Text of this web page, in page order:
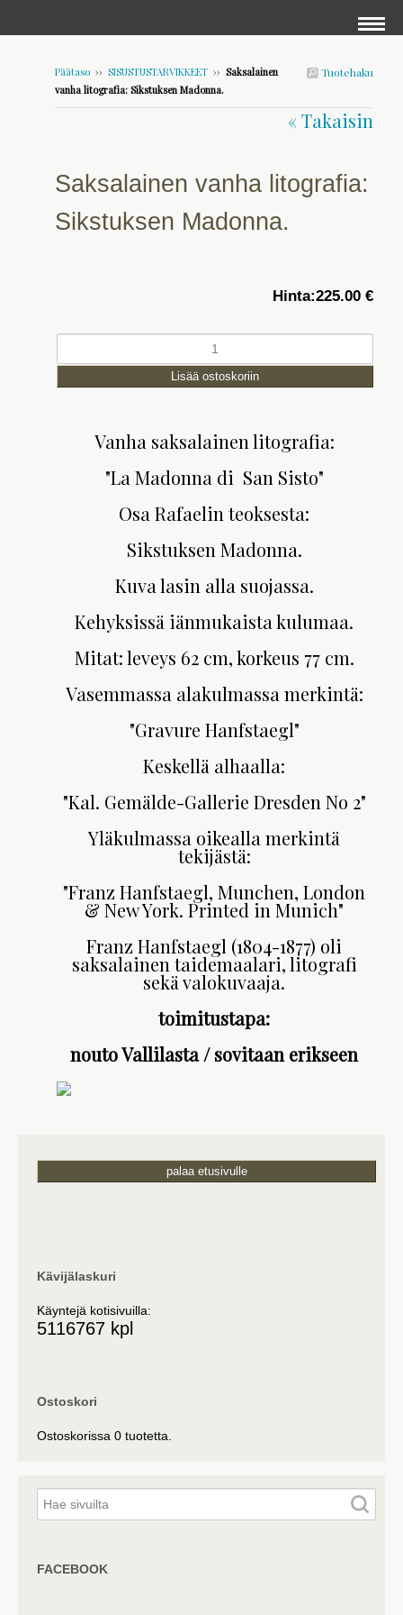
Tuotehaku
Päätaso ›› SISUSTUSTARVIKKEET ›› Saksalainen
vanha litografia: Sikstuksen Madonna.
« Takaisin
Saksalainen vanha litografia:
Sikstuksen Madonna.
Hinta:225.00 €
Vanha saksalainen litografia:
"La Madonna di San Sisto"
Osa Rafaelin teoksesta:
Sikstuksen Madonna.
Kuva lasin alla suojassa.
Kehyksissä iänmukaista kulumaa.
Mitat: leveys 62 cm, korkeus 77 cm.
Vasemmassa alakulmassa merkintä:
"Gravure Hanfstaegl"
Keskellä alhaalla:
"Kal. Gemälde-Gallerie Dresden No 2"
Yläkulmassa oikealla merkintä
tekijästä:
"Franz Hanfstaegl, Munchen, London
& New York. Printed in Munich"
Franz Hanfstaegl (1804-1877) oli
saksalainen taidemaalari, litografi
sekä valokuvaaja.
toimitustapa:
nouto Vallilasta / sovitaan erikseen
palaa etusivulle
Kävijälaskuri
Käyntejä kotisivuilla:
5116767 kpl
Ostoskori
Ostoskorissa 0 tuotetta.
FACEBOOK